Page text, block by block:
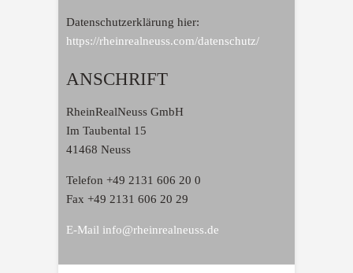
Datenschutzerklärung hier:
https://rheinrealneuss.com/datenschutz/
ANSCHRIFT
RheinRealNeuss GmbH
Im Taubental 15
41468 Neuss
Telefon +49 2131 606 20 0
Fax +49 2131 606 20 29
E-Mail info@rheinrealneuss.de